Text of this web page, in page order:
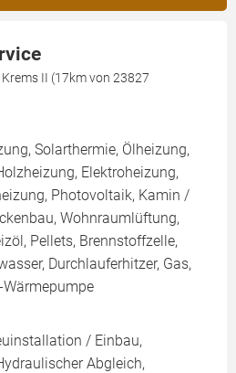
II (17km von 23827
Solarthermie, Ölheizung,
Elektroheizung,
Photovoltaik, Kamin /
Wohnraumlüftung,
Pellets, Brennstoffzelle,
Durchlauferhitzer, Gas,
Wärmepumpe
/ Einbau,
Abgleich,